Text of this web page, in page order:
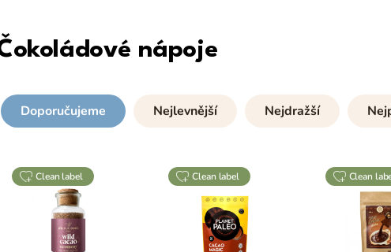
nápoje
Doporučujeme Nejlevnější Nejdražší
clean label clean label clean